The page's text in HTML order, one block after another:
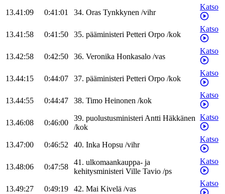
13.41:09 0:41:01 34. Oras Tynkkynen /vihr
Katso
13.41:58 0:41:50 35. pääministeri Petteri Orpo /kok
Katso
13.42:58 0:42:50 36. Veronika Honkasalo /vas
Katso
13.44:15 0:44:07 37. pääministeri Petteri Orpo /kok
Katso
13.44:55 0:44:47 38. Timo Heinonen /kok
Katso
13.46:08 0:46:00
39. puolustusministeriAntti Häkkänen
/kok
Katso
13.47:00 0:46:52 40. Inka Hopsu /vihr
Katso
13.48:06 0:47:58
41. ulkomaankauppa- ja
kehitysministeri Ville Tavio /ps
Katso
13.49:27 0:49:19 42. Mai Kivelä /vas
Katso